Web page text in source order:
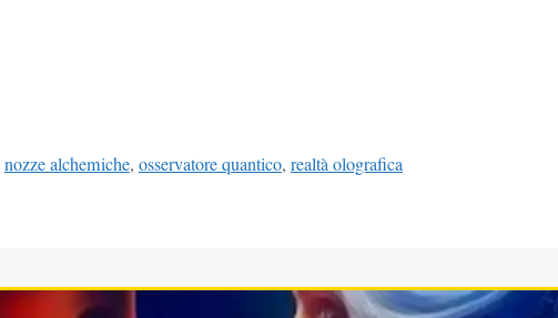
nozze alchemiche, osservatore quantico, realtà olografica